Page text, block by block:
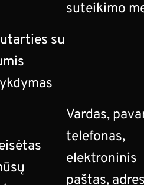
suteikimo
su
Vardas,
telefonas,
elektroninis
paštas,